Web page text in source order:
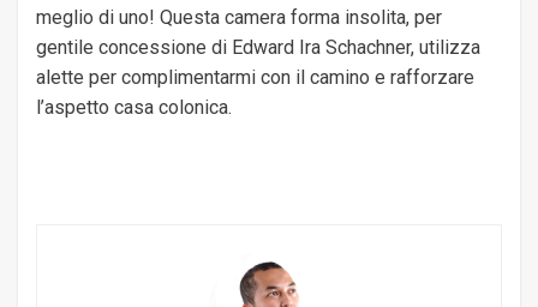
meglio di uno! Questa camera forma insolita, per
gentile concessione di Edward Ira Schachner, utilizza
alette per complimentarmi con il camino e rafforzare
l’aspetto casa colonica.